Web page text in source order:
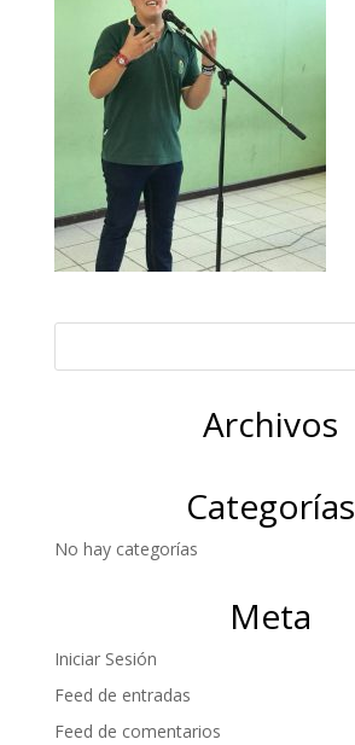
Archivos
Categorías
No hay categorías
Meta
Iniciar Sesión
Feed de entradas
Feed de comentarios